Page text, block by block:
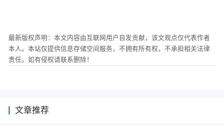
最新版权声明：本文内容由互联网用户自发贡献，该文观点仅代表作者
本人。本站仅提供信息存储空间服务，不拥有所有权，不承担相关法律
责任。如有侵权请联系删除！
文章推荐